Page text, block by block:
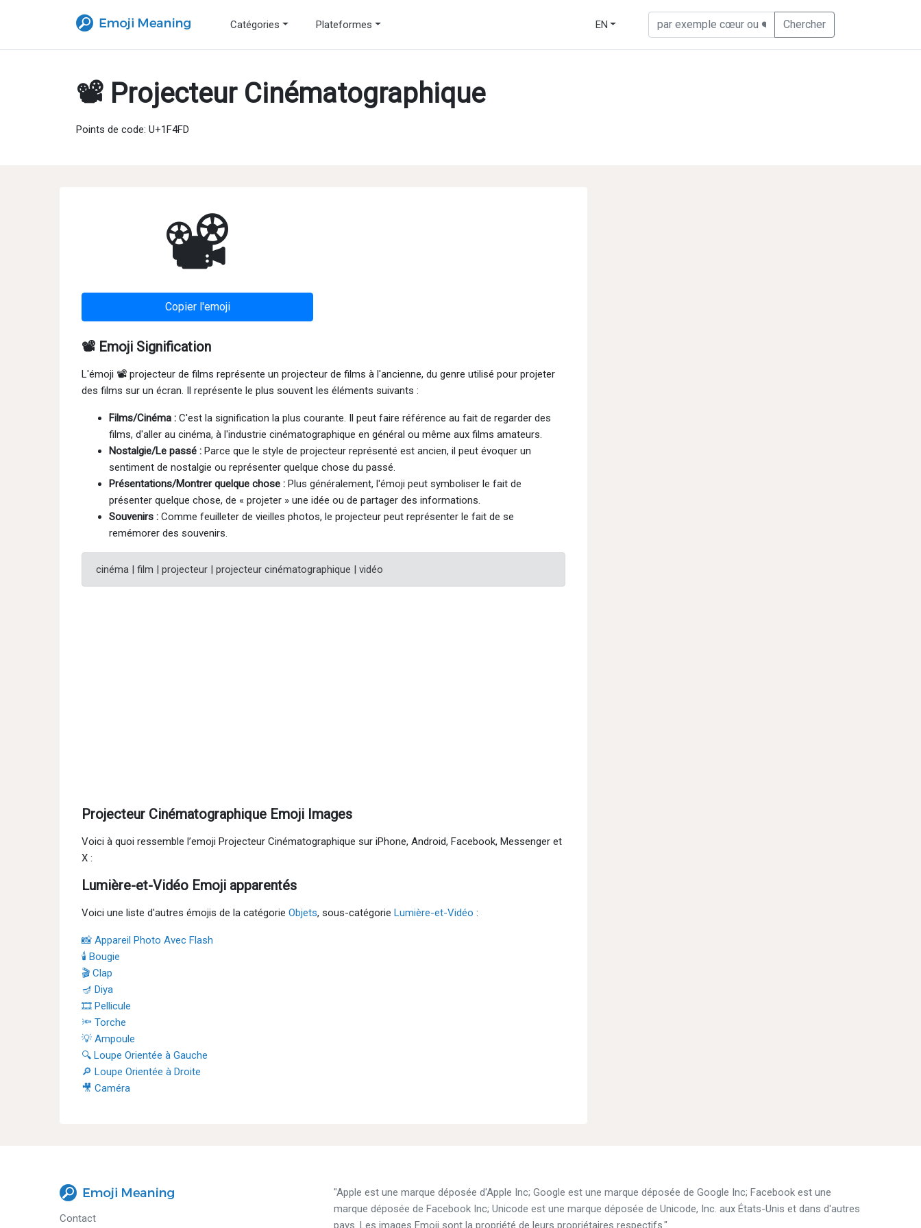
Catégories Plateformes EN
📽 Projecteur Cinématographique
Points de code: U+1F4FD
📽
Copier l'emoji
📽 Emoji Signification
L'émoji 📽 projecteur de films représente un projecteur de films à l'ancienne, du genre utilisé pour projeter
des films sur un écran. Il représente le plus souvent les éléments suivants :
Films/Cinéma : C'est la signification la plus courante. Il peut faire référence au fait de regarder des
films, d'aller au cinéma, à l'industrie cinématographique en général ou même aux films amateurs.
Nostalgie/Le passé : Parce que le style de projecteur représenté est ancien, il peut évoquer un
sentiment de nostalgie ou représenter quelque chose du passé.
Présentations/Montrer quelque chose : Plus généralement, l'émoji peut symboliser le fait de
présenter quelque chose, de « projeter » une idée ou de partager des informations.
Souvenirs : Comme feuilleter de vieilles photos, le projecteur peut représenter le fait de se
remémorer des souvenirs.
cinéma | film | projecteur | projecteur cinématographique | vidéo
Projecteur Cinématographique Emoji Images
Voici à quoi ressemble l’emoji Projecteur Cinématographique sur iPhone, Android, Facebook, Messenger et
X :
Lumière-et-Vidéo Emoji apparentés
Voici une liste d'autres émojis de la catégorie Objets, sous-catégorie Lumière-et-Vidéo :
📸 Appareil Photo Avec Flash
🕯 Bougie
🎬 Clap
🪔 Diya
🎞 Pellicule
🔦 Torche
💡 Ampoule
🔍 Loupe Orientée à Gauche
🔎 Loupe Orientée à Droite
🎥 Caméra
Contact
"Apple est une marque déposée d'Apple Inc; Google est une marque déposée de Google Inc; Facebook est une
marque déposée de Facebook Inc; Unicode est une marque déposée de Unicode, Inc. aux États-Unis et dans d'autres
pays. Les images Emoji sont la propriété de leurs propriétaires respectifs."